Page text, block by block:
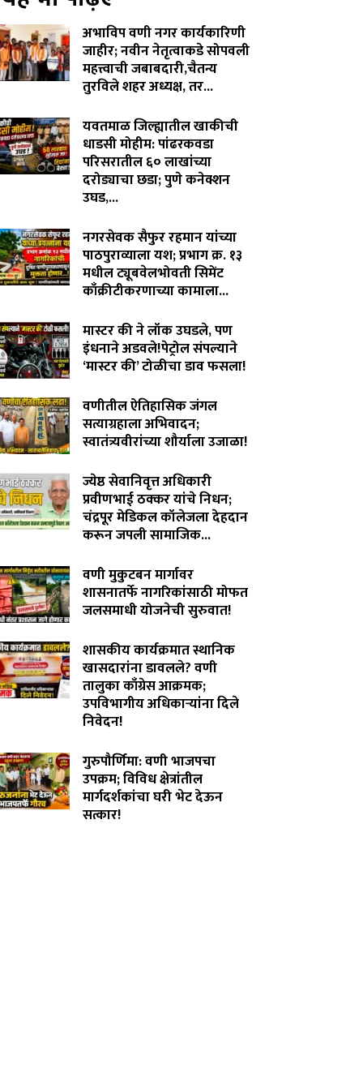
अभाविप वणी नगर कार्यकारिणी
जाहीर; नवीन नेतृत्वाकडे सोपवली
महत्त्वाची जबाबदारी,चैतन्य
तुरविले शहर अध्यक्ष, तर...
यवतमाळ जिल्ह्यातील खाकीची
धाडसी मोहीम: पांढरकवडा
परिसरातील ६० लाखांच्या
दरोड्याचा छडा; पुणे कनेक्शन
उघड,...
नगरसेवक सैफुर रहमान यांच्या
पाठपुराव्याला यश; प्रभाग क्र. १३
मधील ट्यूबवेलभोवती सिमेंट
काँक्रीटीकरणाच्या कामाला...
मास्टर की ने लॉक उघडले, पण
इंधनाने अडवले!पेट्रोल संपल्याने
‘मास्टर की’ टोळीचा डाव फसला!
वणीतील ऐतिहासिक जंगल
सत्याग्रहाला अभिवादन;
स्वातंत्र्यवीरांच्या शौर्याला उजाळा!
ज्येष्ठ सेवानिवृत्त अधिकारी
प्रवीणभाई ठक्कर यांचे निधन;
चंद्रपूर मेडिकल कॉलेजला देहदान
करून जपली सामाजिक...
वणी मुकुटबन मार्गावर
शासनातर्फे नागरिकांसाठी मोफत
जलसमाधी योजनेची सुरुवात!
शासकीय कार्यक्रमात स्थानिक
खासदारांना डावलले? वणी
तालुका काँग्रेस आक्रमक;
उपविभागीय अधिकाऱ्यांना दिले
निवेदन!
गुरुपौर्णिमा: वणी भाजपचा
उपक्रम; विविध क्षेत्रांतील
मार्गदर्शकांचा घरी भेट देऊन
सत्कार!